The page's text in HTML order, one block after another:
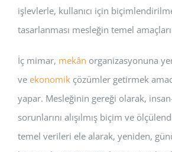
işlevlerle, kullanıcı için
tasarlanması mesleğin temel
İç mimar, mekân organizasyonuna
ve ekonomik çözümler getirmek
yapar. Mesleğinin gereği olarak,
sorunlarını alışılmış biçim ve
temel verileri ele alarak, yeniden,